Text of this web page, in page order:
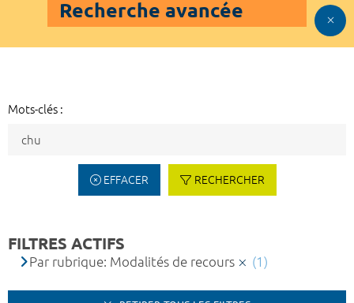
Recherche avancée
Mots-clés :
EFFACER RECHERCHER
FILTRES ACTIFS
Par rubrique: Modalités de recours (1)